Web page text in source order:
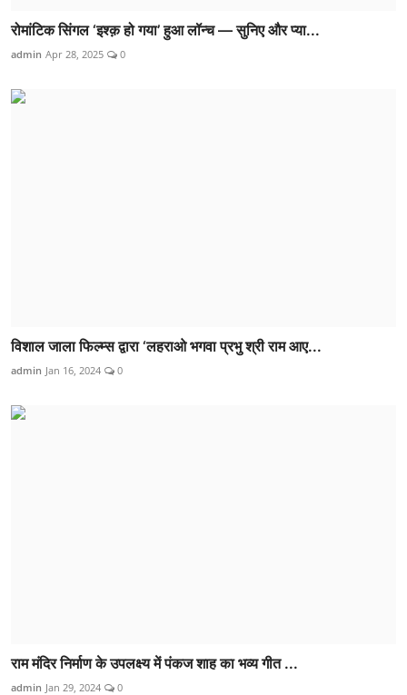
रोमांटिक सिंगल ‘इश्क़ हो गया’ हुआ लॉन्च — सुनिए और प्या...
admin Apr 28, 2025 0
विशाल जाला फिल्म्स द्वारा ‘लहराओ भगवा प्रभु श्री राम आए...
admin Jan 16, 2024 0
राम मंदिर निर्माण के उपलक्ष्य में पंकज शाह का भव्य गीत ...
admin Jan 29, 2024 0